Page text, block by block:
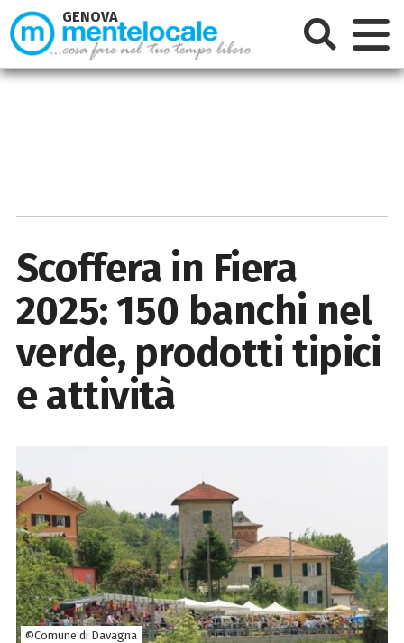
Scoffera in Fiera
2025: 150 banchi nel
verde, prodotti tipici
e attività
©Comune di Davagna
GENOVA